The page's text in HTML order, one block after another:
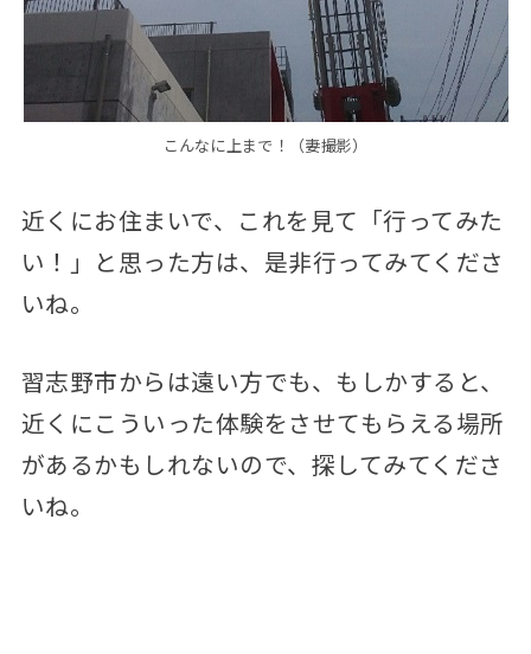
こんなに上まで！（妻撮影）
近くにお住まいで、これを見て「行ってみた
い！」と思った方は、是非行ってみてくださ
いね。
習志野市からは遠い方でも、もしかすると、
近くにこういった体験をさせてもらえる場所
があるかもしれないので、探してみてくださ
いね。